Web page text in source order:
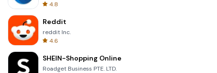
4.8
Reddit
reddit Inc.
4.6
SHEIN-Shopping Online
Roadget Business PTE. LTD.